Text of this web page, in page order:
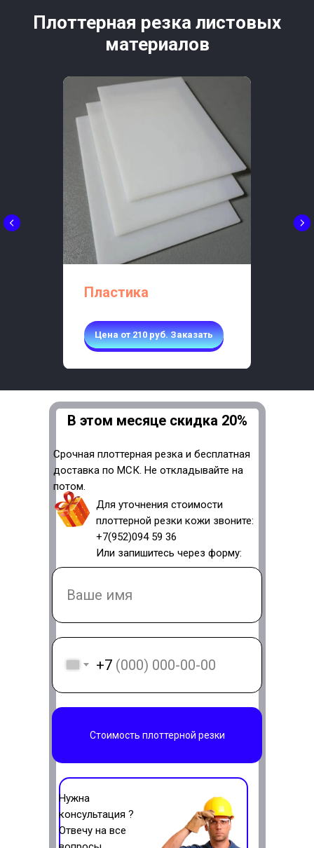
Плоттерная резка листовых
материалов
Пластика
Цена от 210 руб. Заказать
Нужна
консультация ?
Отвечу на все
В этом месяце скидка 20%
Срочная плоттерная резка и бесплатная
доставка по МСК. Не откладывайте на
потом.
Для уточнения стоимости
плоттерной резки кожи звоните:
+7(952)094 59 36
Или запишитесь через форму:
+7
Стоимость плоттерной резки